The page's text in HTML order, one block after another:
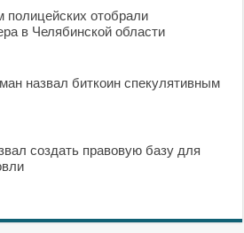
отобрали
в Челябинской области
назвал биткоин спекулятивным
создать правовую базу для